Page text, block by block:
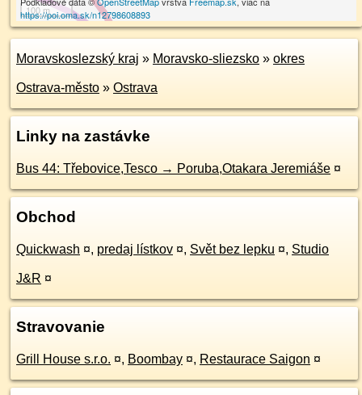
100 m
https://poi.oma.sk/n12798608893
Moravskoslezský kraj » Moravsko-sliezsko » okres
Ostrava-město » Ostrava
Linky na zastávke
Bus 44: Třebovice,Tesco → Poruba,Otakara Jeremiáše ¤
Obchod
Quickwash ¤, predaj lístkov ¤, Svět bez lepku ¤, Studio
J&R ¤
Stravovanie
Grill House s.r.o. ¤, Boombay ¤, Restaurace Saigon ¤